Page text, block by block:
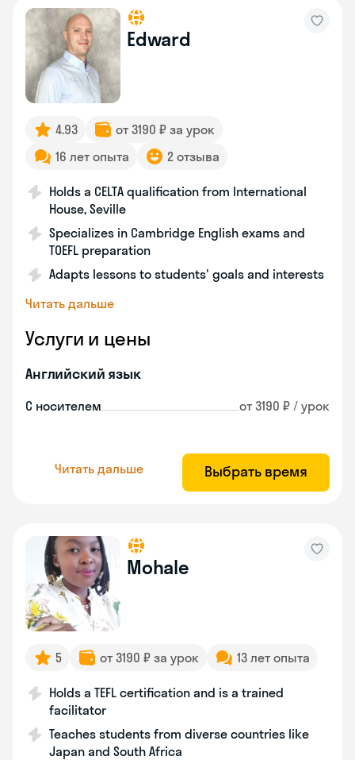
Edward
4.93
от 3190 ₽ за урок
16 лет опыта
2 отзыва
Holds a CELTA qualification from International
House, Seville
Specializes in Cambridge English exams and
TOEFL preparation
Adapts lessons to students' goals and interests
Читать дальше
Услуги и цены
Английский язык
С носителем от 3190 ₽ / урок
Читать дальше Выбрать время
Mohale
5 от 3190 ₽ за урок 13 лет опыта
Holds a TEFL certification and is a trained
facilitator
Teaches students from diverse countries like
Japan and South Africa